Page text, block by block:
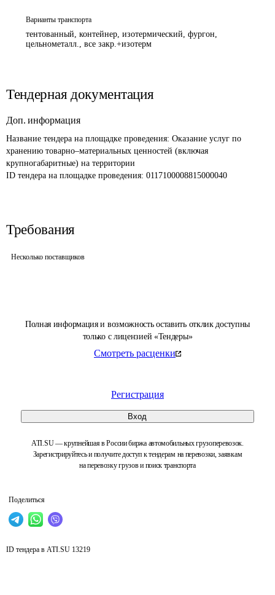
Полная информация и возможность оставить отклик доступны
только с лицензией «Тендеры»
Смотреть расценки
Регистрация
Вход
ATI.SU — крупнейшая в России биржа автомобильных грузоперевозок.
Зарегистрируйтесь и получите доступ к тендерам на перевозки, заявкам
на перевозку грузов и поиск транспорта
Поделиться
Варианты транспорта
тентованный, контейнер, изотермический, фургон,
цельнометалл., все закр.+изотерм
Тендерная документация
Доп. информация
Название тендера на площадке проведения: Оказание услуг по
хранению товарно–материальных ценностей (включая
крупногабаритные) на территории
ID тендера на площадке проведения: 0117100008815000040
Требования
Несколько поставщиков
ID тендера в ATI.SU 13219